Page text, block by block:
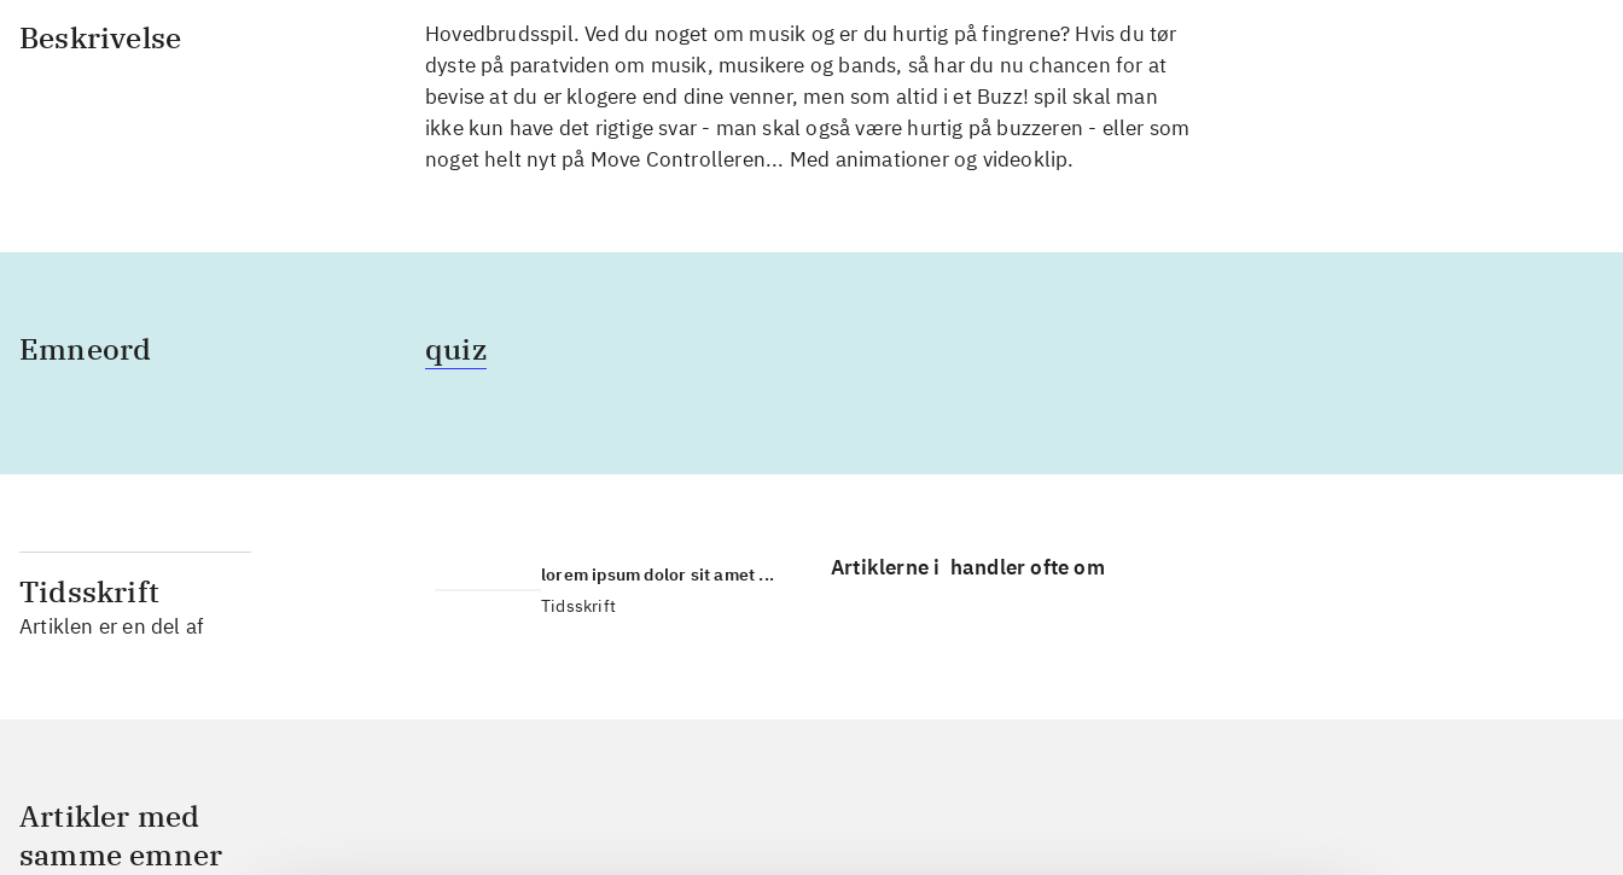
Beskrivelse
Hovedbrudsspil. Ved du noget om musik og er du hurtig på fingrene? Hvis du tør
dyste på paratviden om musik, musikere og bands, så har du nu chancen for at
bevise at du er klogere end dine venner, men som altid i et Buzz! spil skal man
ikke kun have det rigtige svar - man skal også være hurtig på buzzeren - eller som
noget helt nyt på Move Controlleren... Med animationer og videoklip.
Emneord quiz
Tidsskrift
Artiklen er en del af
lorem ipsum dolor sit amet ...
Tidsskrift
Artiklerne i handler ofte om
Artikler med
samme emner